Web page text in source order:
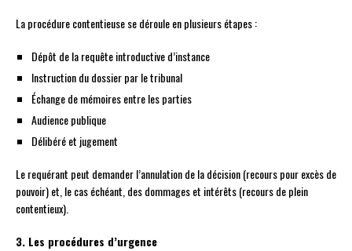
La procédure contentieuse se déroule en plusieurs étapes :
Dépôt de la requête introductive d’instance
Instruction du dossier par le tribunal
Échange de mémoires entre les parties
Audience publique
Délibéré et jugement
Le requérant peut demander l’annulation de la décision (recours pour excès de
pouvoir) et, le cas échéant, des dommages et intérêts (recours de plein
contentieux).
3. Les procédures d’urgence